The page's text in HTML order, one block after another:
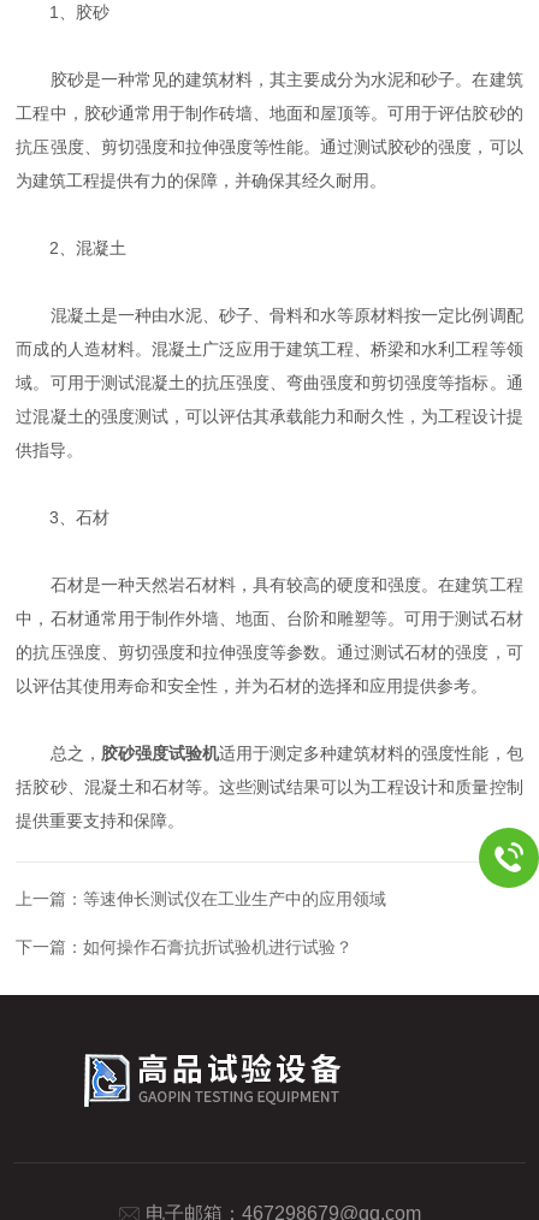
1、胶砂
胶砂是一种常见的建筑材料，其主要成分为水泥和砂子。在建筑
工程中，胶砂通常用于制作砖墙、地面和屋顶等。可用于评估胶砂的
抗压强度、剪切强度和拉伸强度等性能。通过测试胶砂的强度，可以
为建筑工程提供有力的保障，并确保其经久耐用。
2、混凝土
混凝土是一种由水泥、砂子、骨料和水等原材料按一定比例调配
而成的人造材料。混凝土广泛应用于建筑工程、桥梁和水利工程等领
域。可用于测试混凝土的抗压强度、弯曲强度和剪切强度等指标。通
过混凝土的强度测试，可以评估其承载能力和耐久性，为工程设计提
供指导。
3、石材
石材是一种天然岩石材料，具有较高的硬度和强度。在建筑工程
中，石材通常用于制作外墙、地面、台阶和雕塑等。可用于测试石材
的抗压强度、剪切强度和拉伸强度等参数。通过测试石材的强度，可
以评估其使用寿命和安全性，并为石材的选择和应用提供参考。
总之， 胶砂强度试验机适用于测定多种建筑材料的强度性能，包
括胶砂、混凝土和石材等。这些测试结果可以为工程设计和质量控制
提供重要支持和保障。
上一篇：等速伸长测试仪在工业生产中的应用领域
下一篇：如何操作石膏抗折试验机进行试验？
电子邮箱： 467298679@qq.com